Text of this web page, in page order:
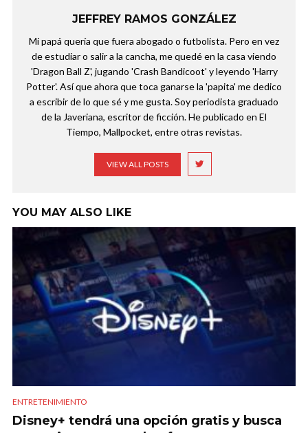
JEFFREY RAMOS GONZÁLEZ
Mi papá quería que fuera abogado o futbolista. Pero en vez
de estudiar o salir a la cancha, me quedé en la casa viendo
'Dragon Ball Z', jugando 'Crash Bandicoot' y leyendo 'Harry
Potter'. Así que ahora que toca ganarse la 'papita' me dedico
a escribir de lo que sé y me gusta. Soy periodista graduado
de la Javeriana, escritor de ficción. He publicado en El
Tiempo, Mallpocket, entre otras revistas.
VIEW ALL POSTS
YOU MAY ALSO LIKE
ENTRETENIMIENTO
Disney+ tendrá una opción gratis y busca